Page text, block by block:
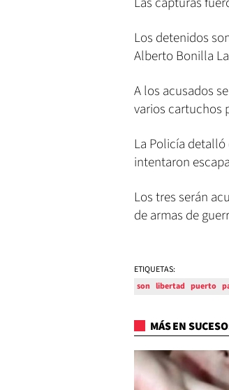
Los detenidos
Alberto Bonilla
A los acusados
varios cartuchos
La Policía
intentaron
Los tres serán
de armas de
ETIQUETAS:
son libertad puerto
MÁS EN